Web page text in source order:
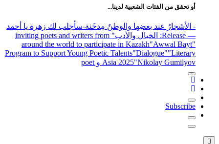
أو تحقق من الفئات الشعبية لدينا...
- الأشجارُ عند بعضِها والوطنُ مِدخَنة-سأجلب لك زهرة يا أحمد
— Release
: الخيال والأدب
" inviting poets and writers from
around the world to participate in Kazakh"Awwal Bayt"
Program to Support Young Poetic Talents"Dialogue""Literary
Asia 2025"Nikolay Gumilyov و poet
Subscribe